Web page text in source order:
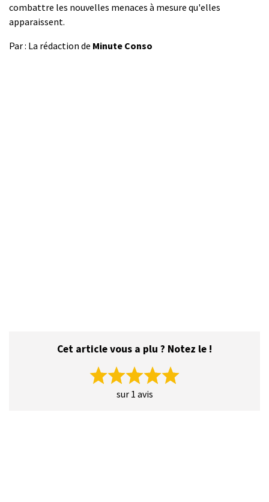
combattre les nouvelles menaces à mesure qu'elles
apparaissent.
Par : La rédaction de Minute Conso
Cet article vous a plu ? Notez le !
sur 1 avis